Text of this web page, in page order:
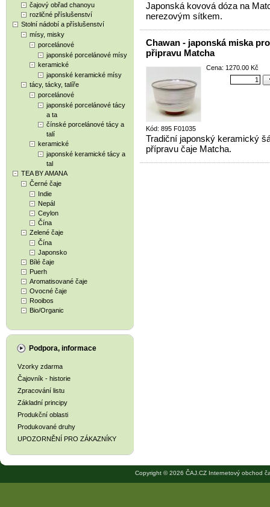
čajový obřad chanoyu
rozličné příslušenství
Stolní nádobí a příslušenství
mísy, misky
porcelánové
japonské porcelánové mísy
keramické
japonské keramické mísy
tácy, tácky, talíře
porcelánové
japonské porcelánové tácy
a ta
čínské porcelánové tácy a
talí
keramické
japonské keramické tácy a
tal
TEA BY AMANA
Černé čaje
Indie
Nepál
Ceylon
Čína
Zelené čaje
Čína
Japonsko
Bílé čaje
Puerh
Aromatisované čaje
Ovocné čaje
Rooibos
Bio/Organic
Podpora, informace
Vzorky zdarma
Čajovník - historie
Zpracování listu
Základní principy
Produkční oblasti
Produkované druhy
UPOZORNĚNÍ PRO ZÁKAZNÍKY
Japonská kovová dóza na
nerezovým sítkem.
Chawan - japonská miska pro
připravu Matcha
Kód: 895 F01035
Cena: 1270.00 Kč
Tradiční japonský keramický
přípravu čaje Matcha.
Copyright © 2026 ČAJ.CZ Internetový obchod